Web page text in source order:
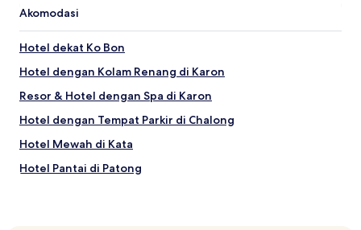
Akomodasi
Hotel dekat Ko Bon
Hotel dengan Kolam Renang di Karon
Resor & Hotel dengan Spa di Karon
Hotel dengan Tempat Parkir di Chalong
Hotel Mewah di Kata
Hotel Pantai di Patong